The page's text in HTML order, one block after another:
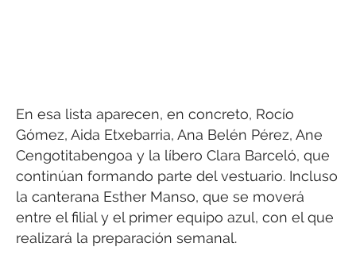
En esa lista aparecen, en concreto, Rocío
Gómez, Aida Etxebarria, Ana Belén Pérez, Ane
Cengotitabengoa y la líbero Clara Barceló, que
continúan formando parte del vestuario. Incluso
la canterana Esther Manso, que se moverá
entre el filial y el primer equipo azul, con el que
realizará la preparación semanal.